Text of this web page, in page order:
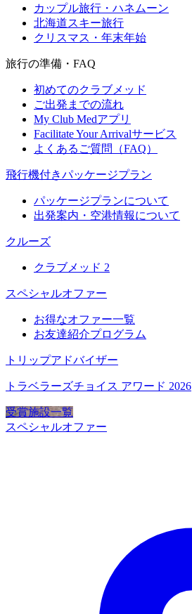
カップル旅行・ハネムーン
北海道スキー旅行
クリスマス・年末年始
旅行の準備・FAQ
初めてのクラブメッド
ご出発までの流れ
My Club Medアプリ
Facilitate Your Arrivalサービス
よくあるご質問（FAQ）
飛行機付きパッケージプラン
パッケージプランについて
出発案内・空港情報について
クルーズ
クラブメッド 2
スペシャルオファー
お得なオファー一覧
お友達紹介プログラム
トリップアドバイザー
トラベラーズチョイス アワード 2026
受賞施設一覧
スペシャルオファー